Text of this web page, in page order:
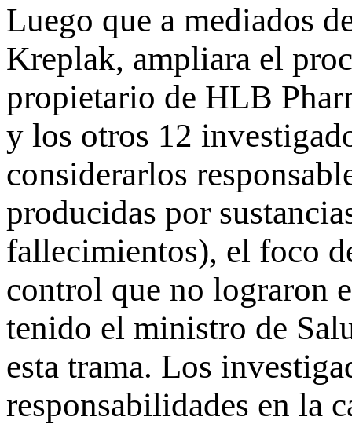
Luego que a mediados
Kreplak, ampliara el
propietario de HLB
y los otros 12
considerarlos
producidas por
fallecimientos), el foco
control que no lograron
tenido el ministro de
esta trama. Los
responsabilidades en la